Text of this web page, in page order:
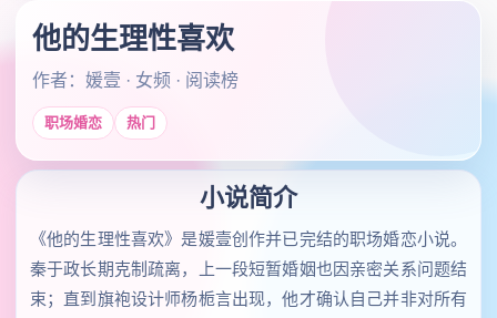
他的生理性喜欢
作者：媛壹 · 女频 · 阅读榜
职场婚恋 热门
小说简介
《他的生理性喜欢》是媛壹创作并已完结的职场婚恋小说。
秦于政长期克制疏离，上一段短暂婚姻也因亲密关系问题结
束；直到旗袍设计师杨栀言出现，他才确认自己并非对所有